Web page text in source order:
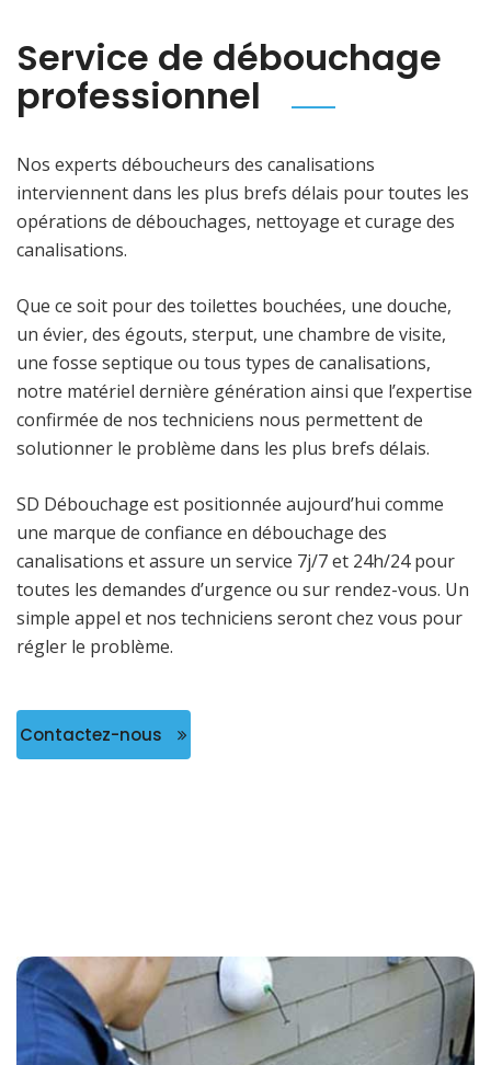
Service de débouchage
professionnel
Nos experts déboucheurs des canalisations
interviennent dans les plus brefs délais pour toutes les
opérations de débouchages, nettoyage et curage des
canalisations.
Que ce soit pour des toilettes bouchées, une douche,
un évier, des égouts, sterput, une chambre de visite,
une fosse septique ou tous types de canalisations,
notre matériel dernière génération ainsi que l’expertise
confirmée de nos techniciens nous permettent de
solutionner le problème dans les plus brefs délais.
SD Débouchage est positionnée aujourd’hui comme
une marque de confiance en débouchage des
canalisations et assure un service 7j/7 et 24h/24 pour
toutes les demandes d’urgence ou sur rendez-vous. Un
simple appel et nos techniciens seront chez vous pour
régler le problème.
Contactez-nous